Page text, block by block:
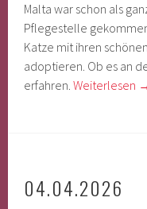
Malta war schon als
Pflegestelle
Katze mit ihren
adoptieren. Ob es an
erfahren.Weiterlesen
04.04.2026